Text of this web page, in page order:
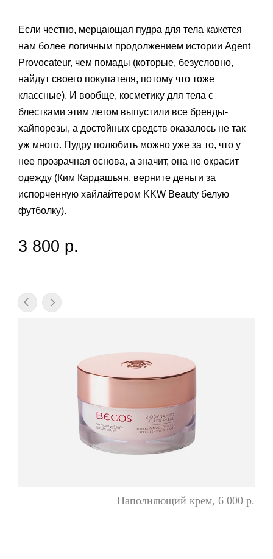
Если честно, мерцающая пудра для тела кажется
нам более логичным продолжением истории Agent
Provocateur, чем помады (которые, безусловно,
найдут своего покупателя, потому что тоже
классные). И вообще, косметику для тела с
блестками этим летом выпустили все бренды-
хайпорезы, а достойных средств оказалось не так
уж много. Пудру полюбить можно уже за то, что у
нее прозрачная основа, а значит, она не окрасит
одежду (Ким Кардашьян, верните деньги за
испорченную хайлайтером KKW Beauty белую
футболку).
3 800 р.
Наполняющий крем, 6 000 р.